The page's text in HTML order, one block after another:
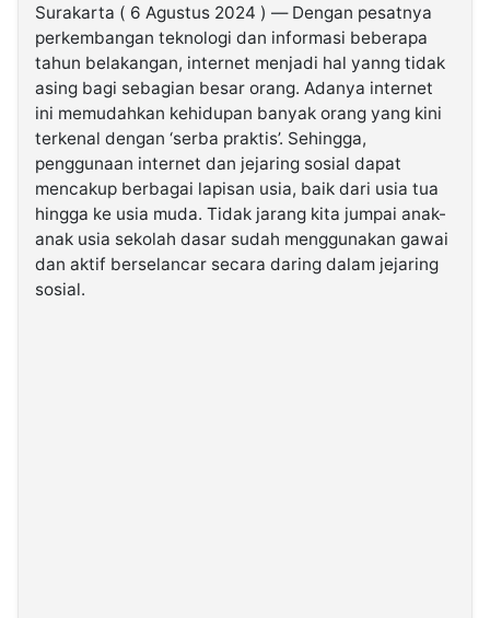
Kabarbaru.co
2026
Kabarbaru
Holding
Surakarta ( 6 Agustus 2024 ) — Dengan pesatnya
perkembangan teknologi dan informasi beberapa
tahun belakangan, internet menjadi hal yanng tidak
asing bagi sebagian besar orang. Adanya internet
ini memudahkan kehidupan banyak orang yang kini
terkenal dengan ‘serba praktis’. Sehingga,
penggunaan internet dan jejaring sosial dapat
mencakup berbagai lapisan usia, baik dari usia tua
hingga ke usia muda. Tidak jarang kita jumpai anak-
anak usia sekolah dasar sudah menggunakan gawai
dan aktif berselancar secara daring dalam jejaring
sosial.